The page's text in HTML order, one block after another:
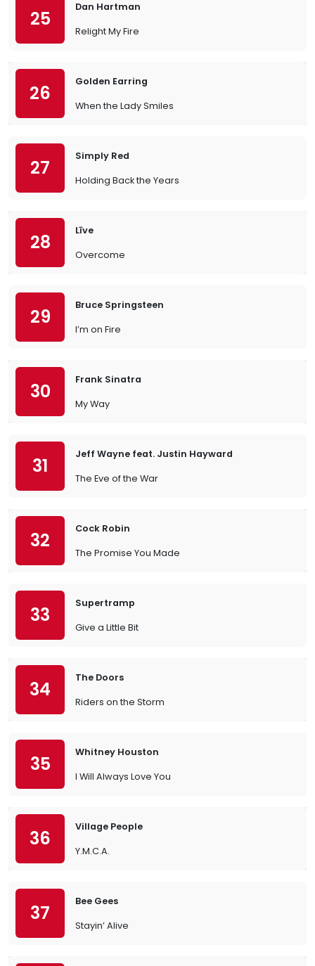
25
Dan Hartman
Relight My Fire
26
Golden Earring
When the Lady Smiles
27
Simply Red
Holding Back the Years
28
Līve
Overcome
29
Bruce Springsteen
I’m on Fire
30
Frank Sinatra
My Way
31
Jeff Wayne feat. Justin Hayward
The Eve of the War
32
Cock Robin
The Promise You Made
33
Supertramp
Give a Little Bit
34
The Doors
Riders on the Storm
35
Whitney Houston
I Will Always Love You
36
Village People
Y.M.C.A.
37
Bee Gees
Stayin’ Alive